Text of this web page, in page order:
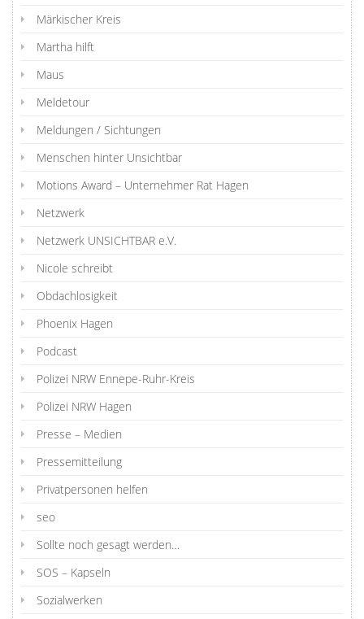
Märkischer Kreis
Martha hilft
Maus
Meldetour
Meldungen / Sichtungen
Menschen hinter Unsichtbar
Motions Award – Unternehmer Rat Hagen
Netzwerk
Netzwerk UNSICHTBAR e.V.
Nicole schreibt
Obdachlosigkeit
Phoenix Hagen
Podcast
Polizei NRW Ennepe-Ruhr-Kreis
Polizei NRW Hagen
Presse – Medien
Pressemitteilung
Privatpersonen helfen
seo
Sollte noch gesagt werden…
SOS – Kapseln
Sozialwerken